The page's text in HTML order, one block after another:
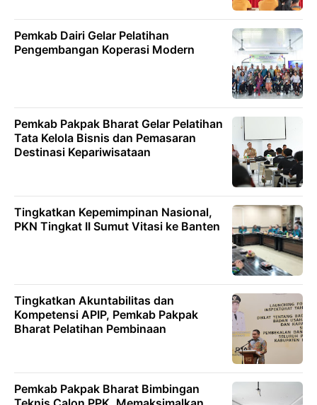
Pemkab Dairi Gelar Pelatihan
Pengembangan Koperasi Modern
Pemkab Pakpak Bharat Gelar Pelatihan
Tata Kelola Bisnis dan Pemasaran
Destinasi Kepariwisataan
Tingkatkan Kepemimpinan Nasional,
PKN Tingkat II Sumut Vitasi ke Banten
Tingkatkan Akuntabilitas dan
Kompetensi APIP, Pemkab Pakpak
Bharat Pelatihan Pembinaan
Pemkab Pakpak Bharat Bimbingan